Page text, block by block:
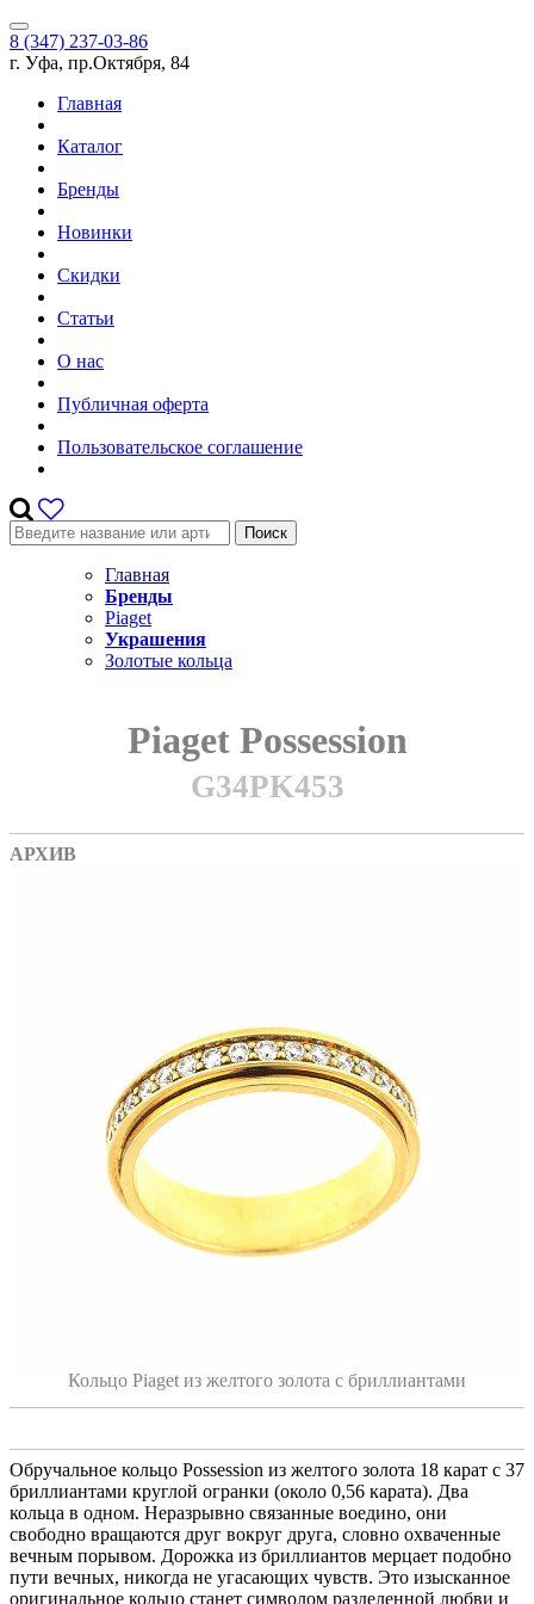
8 (347) 237-03-86
г. Уфа, пр.Октября, 84
Главная
Каталог
Бренды
Новинки
Скидки
Статьи
О нас
Публичная оферта
Пользовательское соглашение
Поиск
Главная
Бренды
Piaget
Украшения
Золотые кольца
Piaget Possession
G34PK453
АРХИВ
Кольцо Piaget из желтого золота с бриллиантами
Обручальное кольцо Possession из желтого золота 18 карат с 37
бриллиантами круглой огранки (около 0,56 карата). Два
кольца в одном. Неразрывно связанные воедино, они
свободно вращаются друг вокруг друга, словно охваченные
вечным порывом. Дорожка из бриллиантов мерцает подобно
пути вечных, никогда не угасающих чувств. Это изысканное
оригинальное кольцо станет символом разделенной любви и